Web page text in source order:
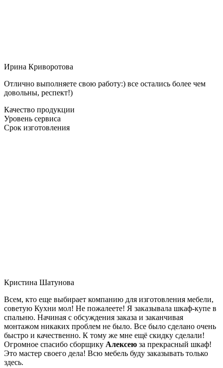
Ирина Криворотова
Отлично выполняете свою работу:) все остались более чем
довольны, респект!)
Качество продукции
Уровень сервиса
Срок изготовления
Кристина Шатунова
Всем, кто еще выбирает компанию для изготовления мебели,
советую Кухни мол! Не пожалеете! Я заказывала шкаф-купе в
спальню. Начиная с обсуждения заказа и заканчивая
монтажом никаких проблем не было. Все было сделано очень
быстро и качественно. К тому же мне ещё скидку сделали!
Огромное спасибо сборщику Алексею за прекрасный шкаф!
Это мастер своего дела! Всю мебель буду заказывать только
здесь.